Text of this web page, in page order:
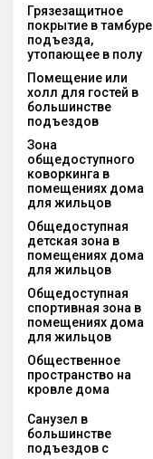
Грязезащитное
покрытие в тамбуре
подъезда,
утопающее в полу
Помещение или
холл для гостей в
большинстве
подъездов
Зона
общедоступного
коворкинга в
помещениях дома
для жильцов
Общедоступная
детская зона в
помещениях дома
для жильцов
Общедоступная
спортивная зона в
помещениях дома
для жильцов
Общественное
пространство на
кровле дома
Санузел в
большинстве
подъездов с